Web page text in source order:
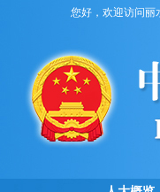
您好，欢迎访问丽